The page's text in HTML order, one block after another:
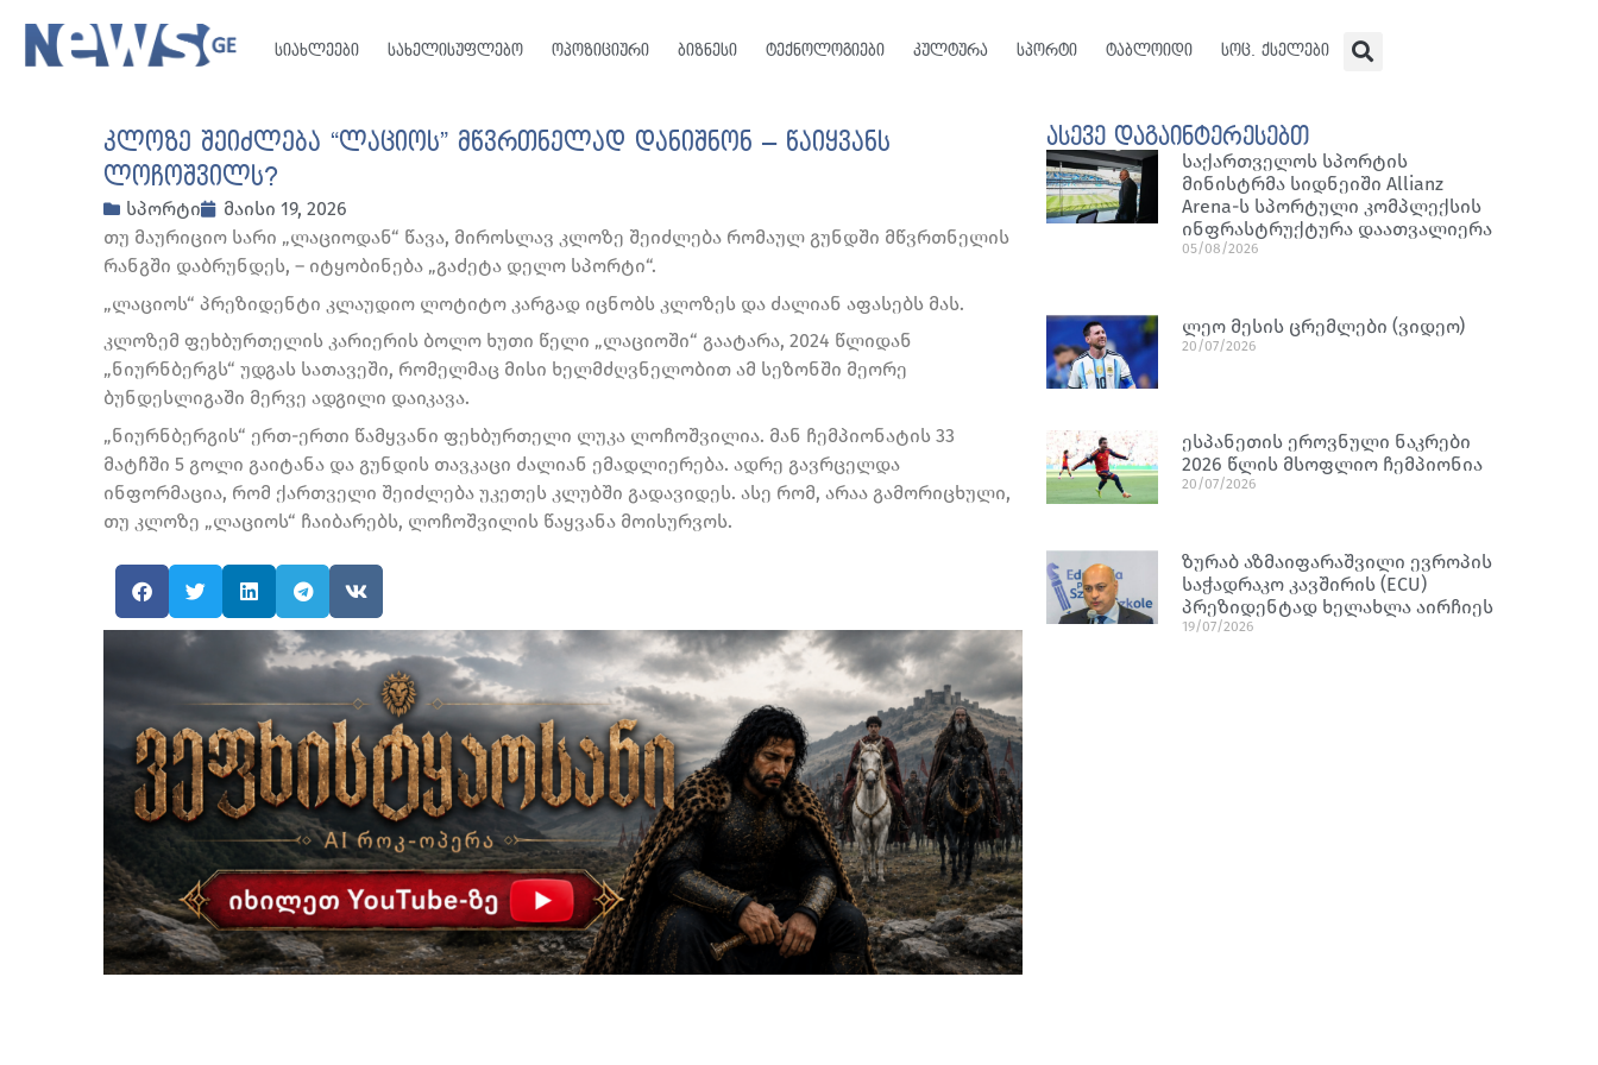
სიახლეები სახელისუფლებო ოპოზიციური ბიზნესი ტექნოლოგიები კულტურა სპორტი ტაბლოიდი სოც. ქსელები
კლოზე შეიძლება “ლაციოს” მწვრთნელად დანიშნონ – წაიყვანს
ლოჩოშვილს?
სპორტი
მაისი 19, 2026
თუ მაურიციო სარი „ლაციოდან“ წავა, მიროსლავ კლოზე შეიძლება რომაულ გუნდში მწვრთნელის
რანგში დაბრუნდეს, – იტყობინება „გაძეტა დელო სპორტი“.
„ლაციოს“ პრეზიდენტი კლაუდიო ლოტიტო კარგად იცნობს კლოზეს და ძალიან აფასებს მას.
კლოზემ ფეხბურთელის კარიერის ბოლო ხუთი წელი „ლაციოში“ გაატარა, 2024 წლიდან
„ნიურნბერგს“ უდგას სათავეში, რომელმაც მისი ხელმძღვნელობით ამ სეზონში მეორე
ბუნდესლიგაში მერვე ადგილი დაიკავა.
„ნიურნბერგის“ ერთ-ერთი წამყვანი ფეხბურთელი ლუკა ლოჩოშვილია. მან ჩემპიონატის 33
მატჩში 5 გოლი გაიტანა და გუნდის თავკაცი ძალიან ემადლიერება. ადრე გავრცელდა
ინფორმაცია, რომ ქართველი შეიძლება უკეთეს კლუბში გადავიდეს. ასე რომ, არაა გამორიცხული,
თუ კლოზე „ლაციოს“ ჩაიბარებს, ლოჩოშვილის წაყვანა მოისურვოს.
ასევე დაგაინტერესებთ
საქართველოს სპორტის
მინისტრმა სიდნეიში Allianz
Arena-ს სპორტული კომპლექსის
ინფრასტრუქტურა დაათვალიერა
05/08/2026
ლეო მესის ცრემლები (ვიდეო)
20/07/2026
ესპანეთის ეროვნული ნაკრები
2026 წლის მსოფლიო ჩემპიონია
20/07/2026
ზურაბ აზმაიფარაშვილი ევროპის
საჭადრაკო კავშირის (ECU)
პრეზიდენტად ხელახლა აირჩიეს
19/07/2026